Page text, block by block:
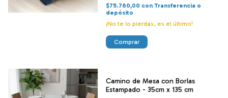
$75.760,00 con Transferencia o
depósito
¡No te lo pierdas, es el último!
Comprar
1 /10
Camino de Mesa con Borlas
Estampado - 35cm x 135 cm